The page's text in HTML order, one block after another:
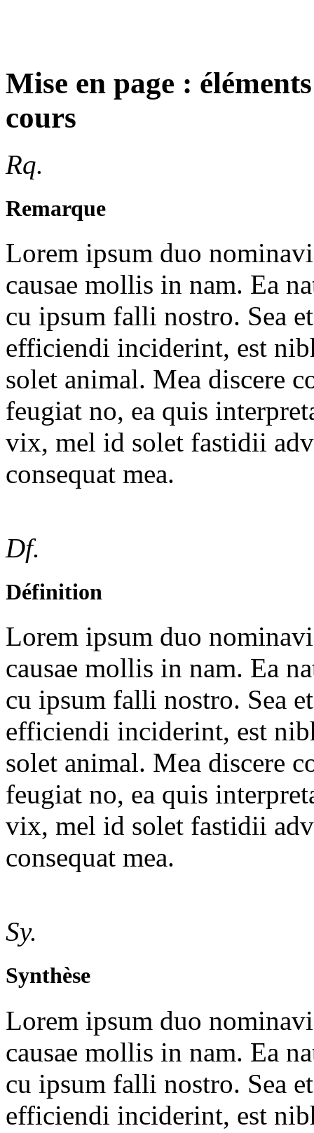
Mise en page :
cours
Rq.
Remarque
Lorem ipsum duo
causae mollis in nam. Ea
cu ipsum falli nostro. Sea
efficiendi inciderint, est
solet animal. Mea discere
feugiat no, ea quis
vix, mel id solet fastidii
consequat mea.
Df.
Définition
Lorem ipsum duo
causae mollis in nam. Ea
cu ipsum falli nostro. Sea
efficiendi inciderint, est
solet animal. Mea discere
feugiat no, ea quis
vix, mel id solet fastidii
consequat mea.
Sy.
Synthèse
Lorem ipsum duo
causae mollis in nam. Ea
cu ipsum falli nostro. Sea
efficiendi inciderint, est